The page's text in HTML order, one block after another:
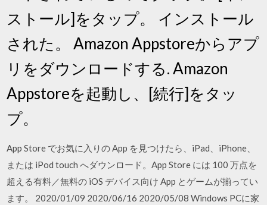
ストール]をタップ。 インストール
された。 Amazon Appstoreからアプ
リをダウンロードする. Amazon
Appstoreを起動し、[続行]をタッ
プ。
App Store でお気に入りの App を見つけたら、iPad、iPhone、
または iPod touch へダウンロード。App Store には 100 万点を
超える有料／無料の iOS デバイス向け App とゲームが揃ってい
ます。 2020/01/09 2020/06/16 2020/05/08 Windows PCに家